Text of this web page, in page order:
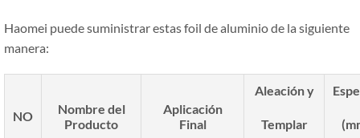
Haomei puede suministrar estas foil de aluminio de la siguiente
manera:
NO Nombre del
Producto
Aplicación
Final
Aleación y
Templar